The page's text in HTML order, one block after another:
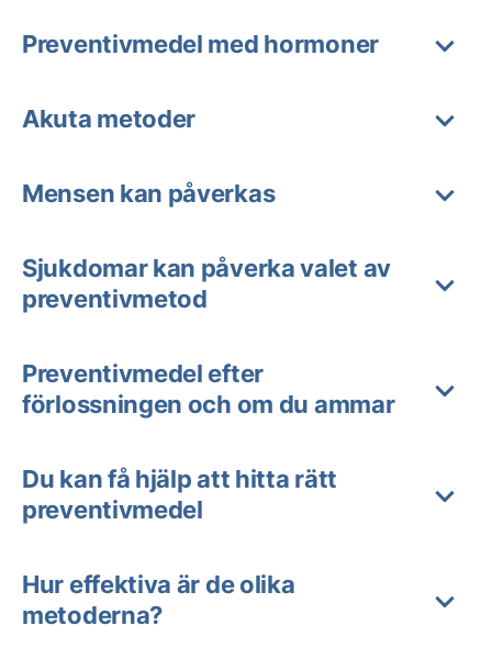
Preventivmedel med hormoner
Akuta metoder
Mensen kan påverkas
Sjukdomar kan påverka valet av
preventivmetod
Preventivmedel efter
förlossningen och om du ammar
Du kan få hjälp att hitta rätt
preventivmedel
Hur effektiva är de olika
metoderna?